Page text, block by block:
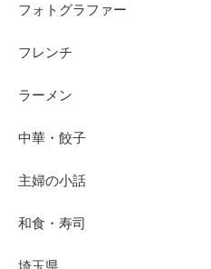
フォトグラファー
フレンチ
ラーメン
中華・餃子
主婦の小話
和食・寿司
埼玉県